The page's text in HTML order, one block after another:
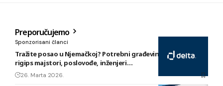
Preporučujemo
Sponzorisani članci
Tražite posao u Njemačkoj? Potrebni građevinski radnici,
rigips majstori, poslovođe, inženjeri…
26. Marta 2026.